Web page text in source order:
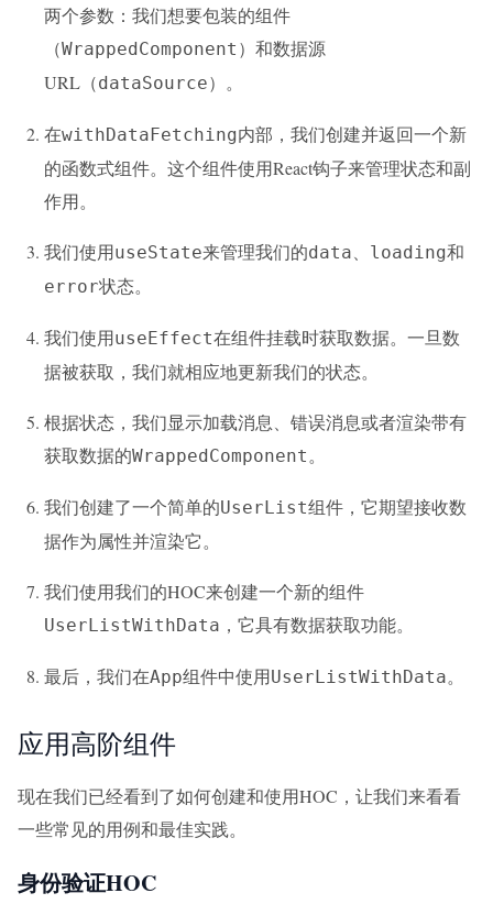
两个参数：我们想要包装的组件
（WrappedComponent ）和数据源
URL（dataSource）。
在withDataFetching内部，我们创建并返回一个新
的函数式组件。这个组件使用React钩子来管理状态和副
作用。
我们使用useState来管理我们的data loading和
error状态。
我们使用useEffect在组件挂载时获取数据。一旦数
据被获取，我们就相应地更新我们的状态。
根据状态，我们显示加载消息、错误消息或者渲染带有
获取数据的WrappedComponent 。
我们创建了一个简单的UserList组件，它期望接收数
据作为属性并渲染它。
我们使用我们的HOC来创建一个新的组件
UserListWithData ，它具有数据获取功能。
最后，我们在App组件中使用UserListWithData。
应用高阶组件
现在我们已经看到了如何创建和使用HOC，让我们来看看
一些常见的用例和最佳实践。
身份验证HOC